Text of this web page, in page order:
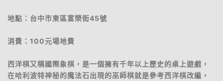
地點：台中市東區富榮街45號
消費：100元場地費
西洋棋又稱國際象棋，是一個擁有千年以上歷史的桌上遊戲，
在哈利波特神秘的魔法石出現的巫師棋就是參考西洋棋改編，